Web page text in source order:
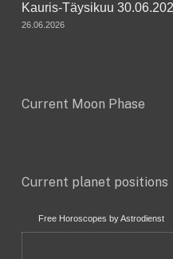
Kauris-Täysikuu
26.06.2026
Current Moon Phase
Current planet positions
Free Horoscopes by Astrodienst